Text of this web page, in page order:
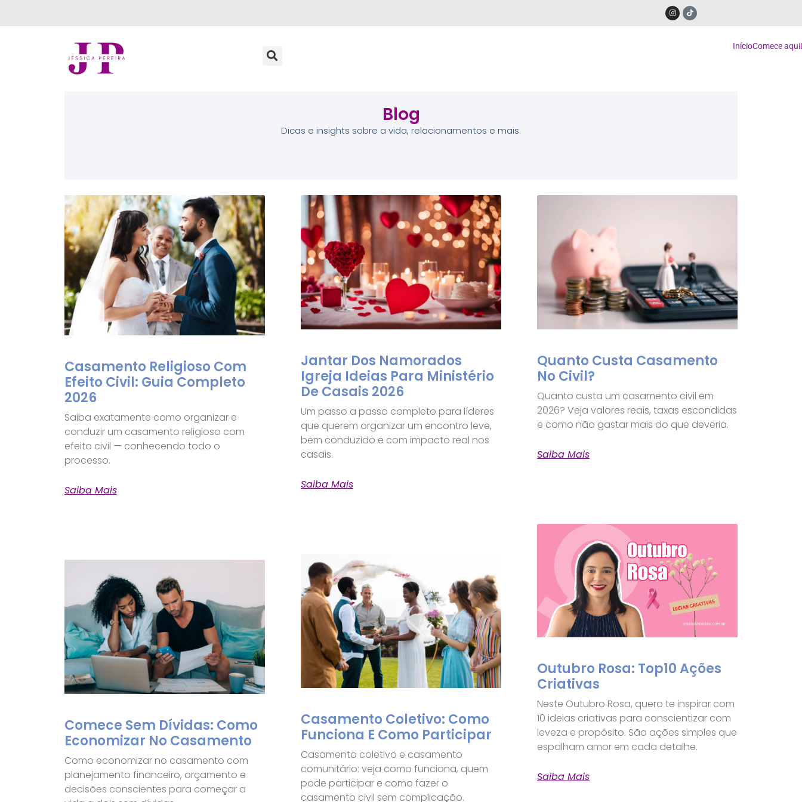
InícioComece aqui
Blog
Dicas e insights sobre a vida, relacionamentos e mais.
Casamento Religioso Com
Efeito Civil: Guia Completo
2026
Saiba exatamente como organizar e
conduzir um casamento religioso com
efeito civil — conhecendo todo o
processo.
Saiba Mais
Jantar Dos Namorados
Igreja Ideias Para Ministério
De Casais 2026
Um passo a passo completo para líderes
que querem organizar um encontro leve,
bem conduzido e com impacto real nos
casais.
Saiba Mais
Quanto Custa Casamento
No Civil?
Quanto custa um casamento civil em
2026? Veja valores reais, taxas escondidas
e como não gastar mais do que deveria.
Saiba Mais
Comece Sem Dívidas: Como
Economizar No Casamento
Como economizar no casamento com
planejamento financeiro, orçamento e
decisões conscientes para começar a
Casamento Coletivo: Como
Funciona E Como Participar
Casamento coletivo e casamento
comunitário: veja como funciona, quem
pode participar e como fazer o
casamento civil sem complicação.
Outubro Rosa: Top10 Ações
Criativas
Neste Outubro Rosa, quero te inspirar com
10 ideias criativas para conscientizar com
leveza e propósito. São ações simples que
espalham amor em cada detalhe.
Saiba Mais